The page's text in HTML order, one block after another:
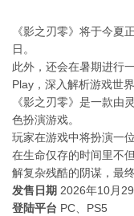
《影之刃零》将于今夏
日。
此外，还会在暑期进行
Play，深入解析游戏世
《影之刃零》是一款由
色扮演游戏。
玩家在游戏中将扮演一
在生命仅存的时间里不
解复杂残酷的阴谋，最
发售日期 2026年10月
登陆平台 PC、PS5